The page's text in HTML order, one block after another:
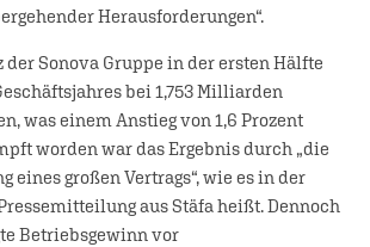
Herausforderungen“.
der Sonova Gruppe in der ersten Hälfte
bei 1,753 Milliarden
was einem Anstieg von 1,6 Prozent
worden war das Ergebnis durch „die
eines großen Vertrags“, wie es in der
aus Stäfa heißt. Dennoch
Betriebsgewinn vor